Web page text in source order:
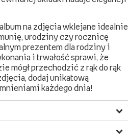
się na tle innych albumów.
okładki nadaje elegancji
na zdjęcia wklejane idealnie
urodziny czy rocznicę
prezentem dla rodziny i
i trwałość sprawi, że
mógł przechodzić z rąk do rąk
dodaj unikatową